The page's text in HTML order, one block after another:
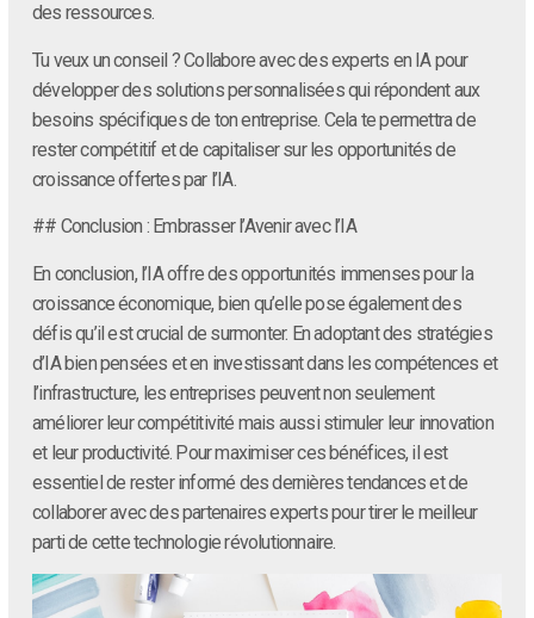
des ressources.
Tu veux un conseil ? Collabore avec des experts en IA pour
développer des solutions personnalisées qui répondent aux
besoins spécifiques de ton entreprise. Cela te permettra de
rester compétitif et de capitaliser sur les opportunités de
croissance offertes par l’IA.
## Conclusion : Embrasser l’Avenir avec l’IA
En conclusion, l’IA offre des opportunités immenses pour la
croissance économique, bien qu’elle pose également des
défis qu’il est crucial de surmonter. En adoptant des stratégies
d’IA bien pensées et en investissant dans les compétences et
l’infrastructure, les entreprises peuvent non seulement
améliorer leur compétitivité mais aussi stimuler leur innovation
et leur productivité. Pour maximiser ces bénéfices, il est
essentiel de rester informé des dernières tendances et de
collaborer avec des partenaires experts pour tirer le meilleur
parti de cette technologie révolutionnaire.